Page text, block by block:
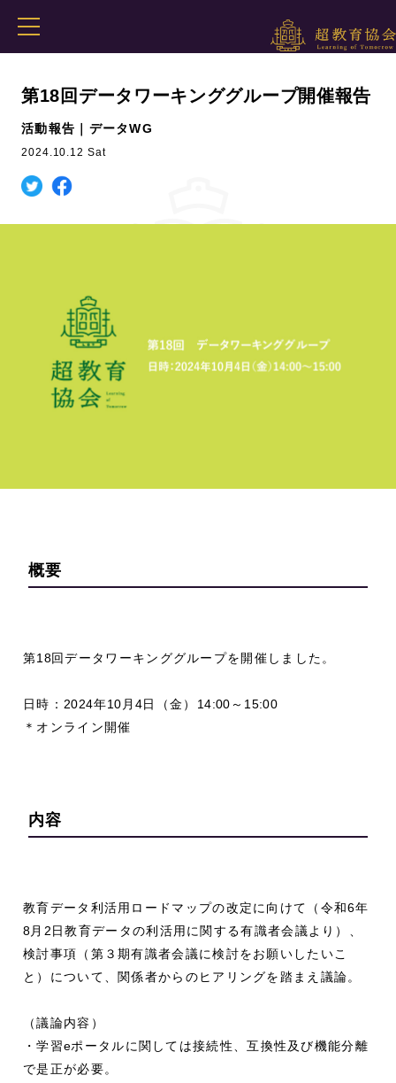
第18回データワーキンググループ開催報告
活動報告｜データWG
2024.10.12 Sat
概要
第18回データワーキンググループを開催しました。
日時： 2024年10 月4日（金） 14:00 ～ 15:00
＊オンライン開催
内容
教育データ利活用ロードマップの改定に向けて（令和6年
8月 2日教育データの利活用に関する有識者会議より）、
検討事項（第３期有識者会議に検討をお願いしたいこ
と）について、関係者からのヒアリングを踏まえ議論。
（議論内容）
・学習eポータルに関しては接続性、互換性及び機能分離
で是正が必要。